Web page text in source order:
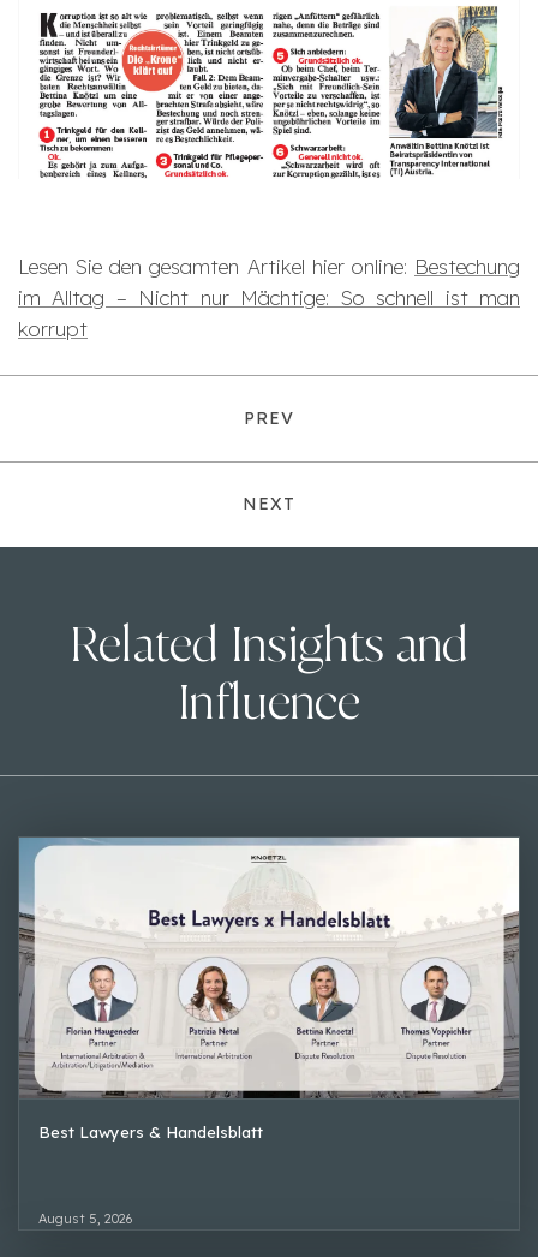
Lesen Sie den gesamten Artikel hier online: Bestechung
im Alltag – Nicht nur Mächtige: So schnell ist man
korrupt
PREV
NEXT
Related Insights and
Influence
Best Lawyers & Handelsblatt
August 5, 2026